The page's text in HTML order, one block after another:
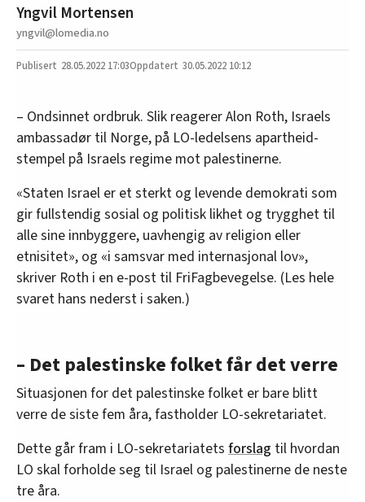
Yngvil Mortensen
yngvil@lomedia.no
28.05.2022 17:03 30.05.2022 10:12
– Ondsinnet ordbruk. Slik reagerer Alon Roth, Israels
ambassadør til Norge, på LO-ledelsens apartheid-
stempel på Israels regime mot palestinerne.
«Staten Israel er et sterkt og levende demokrati som
gir fullstendig sosial og politisk likhet og trygghet til
alle sine innbyggere, uavhengig av religion eller
etnisitet», og «i samsvar med internasjonal lov»,
skriver Roth i en e-post til FriFagbevegelse. (Les hele
svaret hans nederst i saken.)
– Det palestinske folket får det verre
Situasjonen for det palestinske folket er bare blitt
verre de siste fem åra, fastholder LO-sekretariatet.
Dette går fram i LO-sekretariatets forslag til hvordan
LO skal forholde seg til Israel og palestinerne de neste
tre åra.